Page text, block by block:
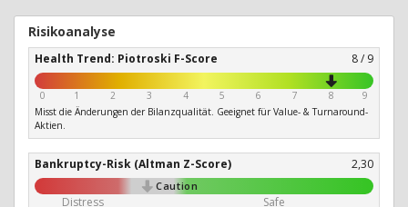
Risikoanalyse
Health Trend: Piotroski F-Score 8 / 9
0 1 2 3 4 5 6 7 8
9
Misst die Änderungen der Bilanzqualität. Geeignet für Value- & Turnaround-
Aktien.
Bankruptcy-Risk (Altman Z-Score) 2,30
Caution
Distress Safe